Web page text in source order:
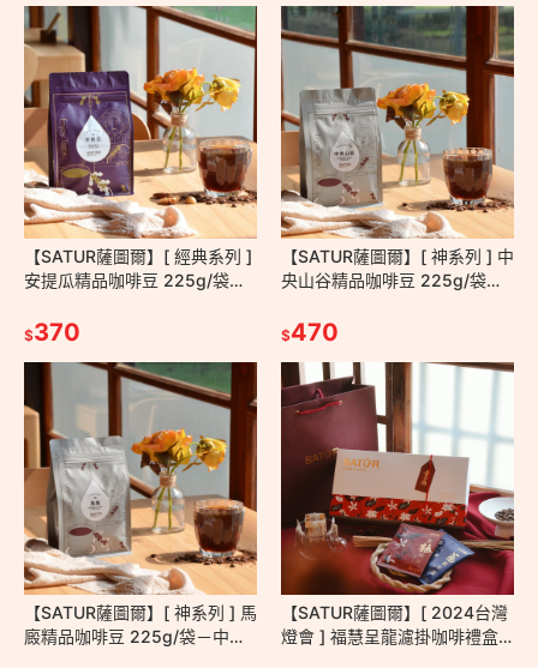
【SATUR薩圖爾】[ 經典系列 ]
安提瓜精品咖啡豆 225g/袋－
式 台灣百大伴手禮
$370
【SATUR薩圖爾】[ 神系列 ] 中
央山谷精品咖啡豆 225g/袋－
美式 莊園級咖啡豆
$470
【SATUR薩圖爾】[ 神系列 ] 馬
廄精品咖啡豆 225g/袋－中深
【SATUR薩圖爾】[ 2024台灣
燈會 ] 福慧呈龍濾掛咖啡禮盒